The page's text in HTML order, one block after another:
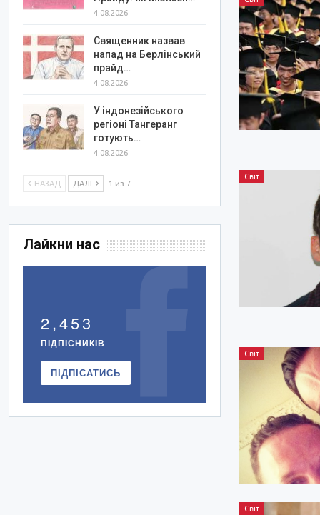
Світ
Світ
Світ
4.08.2026
Священник назвав
напад на Берлінський
прайд…
4.08.2026
У індонезійського
регіоні Тангеранг
готують…
4.08.2026
НАЗАД ДАЛІ 1 из 7
Лайкни нас
2,453
ПІДПІСНИКІВ
ПІДПІСАТИСЬ